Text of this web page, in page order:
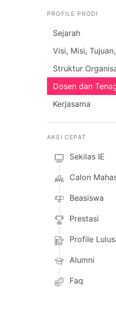
PROFILE PRODI
Sejarah
Visi, Misi,
Struktur
Dosen dan
Kerjasama
AKSI CEPAT
Sekilas IE
Calon
Beasiswa
Prestasi
Profile
Alumni
Faq